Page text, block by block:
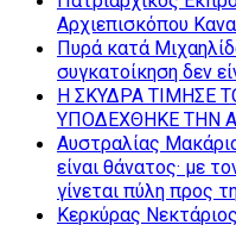
Αρχιεπισκόπου
Πυρά κατά
συγκατοίκηση δεν
Η ΣΚΥΔΡΑ ΤΙΜΗΣΕ
ΥΠΟΔΕΧΘΗΚΕ ΤΗΝ
Αυστραλίας
είναι θάνατος· με
γίνεται πύλη προς
Κερκύρας